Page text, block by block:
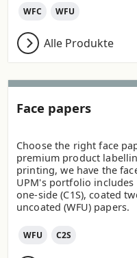
WFC WFU
Alle Produkte
Face papers
Choose the right face
premium product
printing, we have the
UPM's portfolio
one-side (C1S), coated
uncoated (WFU) papers.
WFU C2S